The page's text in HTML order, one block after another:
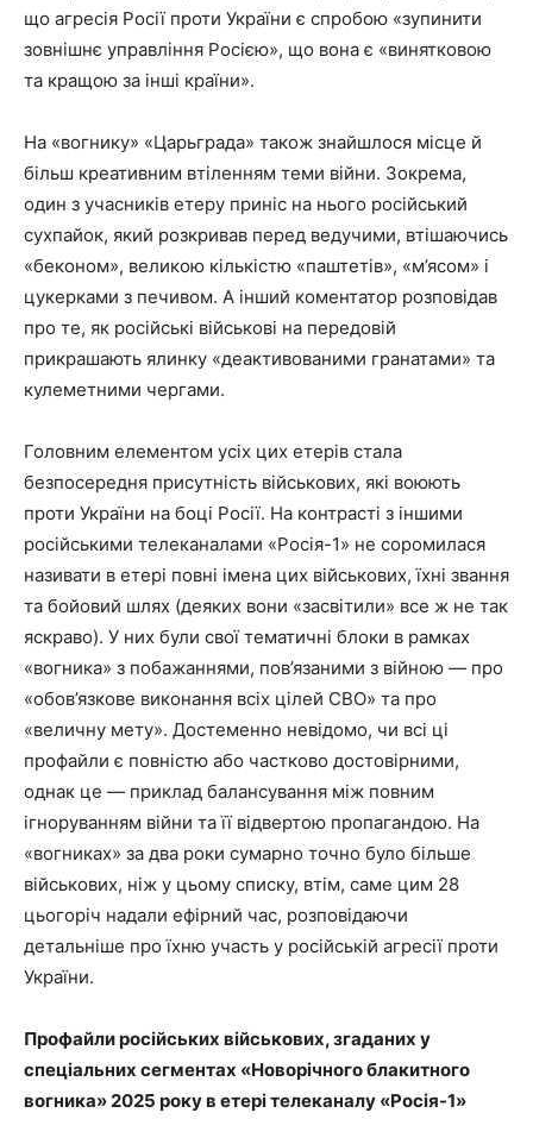
що агресія Росії проти України є спробою «зупинити
зовнішнє управління Росією», що вона є «винятковою
та кращою за інші країни».
На «вогнику» «Царьграда» також знайшлося місце й
більш креативним втіленням теми війни. Зокрема,
один з учасників етеру приніс на нього російський
сухпайок, який розкривав перед ведучими, втішаючись
«беконом», великою кількістю «паштетів», «м’ясом» і
цукерками з печивом. А інший коментатор розповідав
про те, як російські військові на передовій
прикрашають ялинку «деактивованими гранатами» та
кулеметними чергами.
Головним елементом усіх цих етерів стала
безпосередня присутність військових, які воюють
проти України на боці Росії. На контрасті з іншими
російськими телеканалами «Росія-1» не соромилася
називати в етері повні імена цих військових, їхні звання
та бойовий шлях (деяких вони «засвітили» все ж не так
яскраво). У них були свої тематичні блоки в рамках
«вогника» з побажаннями, пов’язаними з війною — про
«обов’язкове виконання всіх цілей СВО» та про
«величну мету». Достеменно невідомо, чи всі ці
профайли є повністю або частково достовірними,
однак це — приклад балансування між повним
ігноруванням війни та її відвертою пропагандою. На
«вогниках» за два роки сумарно точно було більше
військових, ніж у цьому списку, втім, саме цим 28
цьогоріч надали ефірний час, розповідаючи
детальніше про їхню участь у російській агресії проти
України.
Профайли російських військових, згаданих у
спеціальних сегментах «Новорічного блакитного
вогника» 2025 року в етері телеканалу «Росія-1»